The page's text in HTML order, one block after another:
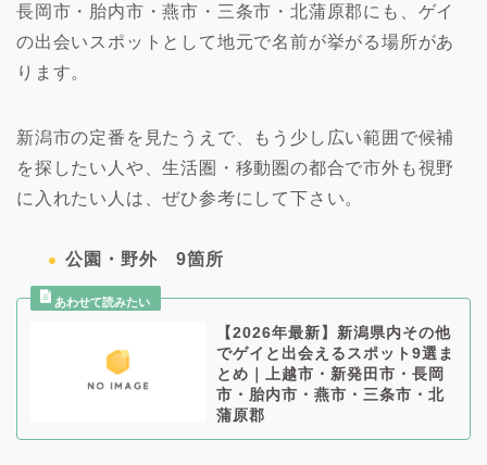
長岡市・胎内市・燕市・三条市・北蒲原郡にも、ゲイ
の出会いスポットとして地元で名前が挙がる場所があ
ります。
新潟市の定番を見たうえで、もう少し広い範囲で候補
を探したい人や、生活圏・移動圏の都合で市外も視野
に入れたい人は、ぜひ参考にして下さい。
公園・野外 9箇所
【2026年最新】新潟県内その他
でゲイと出会えるスポット9選ま
とめ｜上越市・新発田市・長岡
市・胎内市・燕市・三条市・北
蒲原郡